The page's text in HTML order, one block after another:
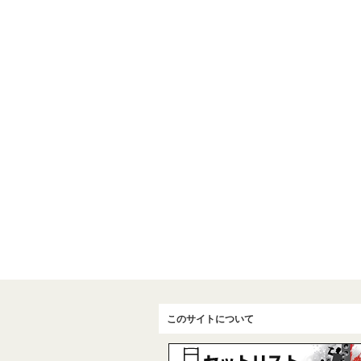
このサイトについて